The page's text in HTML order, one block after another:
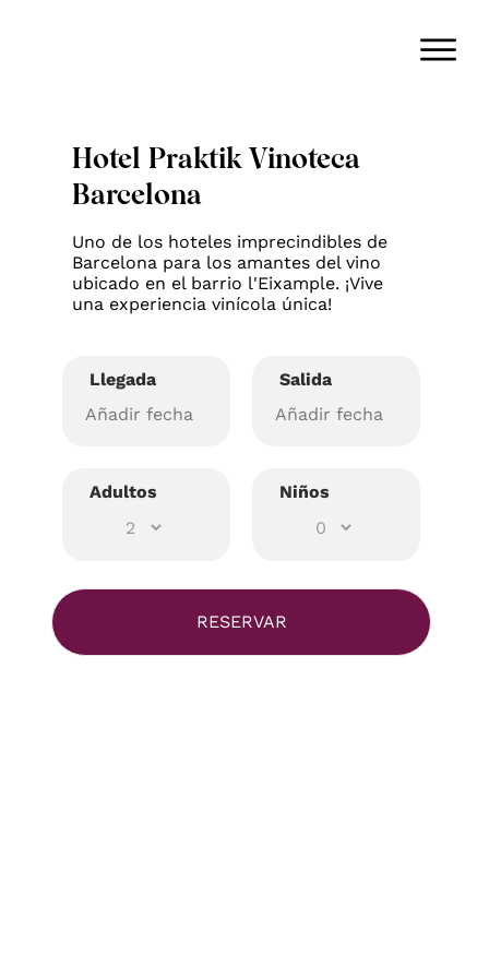
Hotel Praktik Vinoteca
Barcelona
Uno de los hoteles imprecindibles de
Barcelona para los amantes del vino
ubicado en el barrio l'Eixample. ¡Vive
una experiencia vinícola única!
Llegada Salida
Adultos Niños